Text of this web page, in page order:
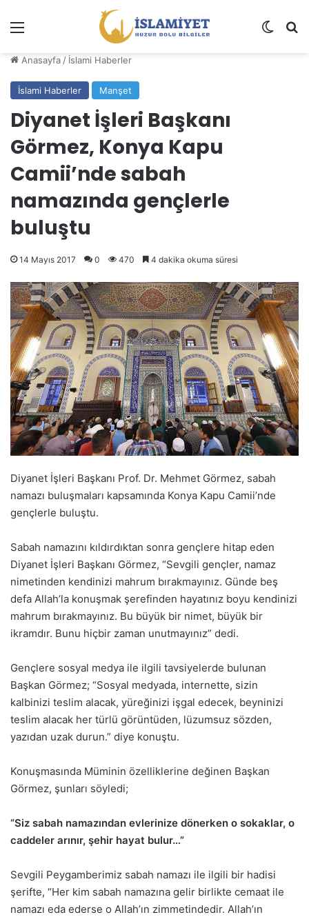
Dış
Anasayfa / İslami Haberler
İslami Haberler Manşet
Diyanet İşleri Başkanı
Görmez, Konya Kapu
Camii’nde sabah
namazında gençlerle
buluştu
14 Mayıs 2017 0 470 4 dakika okuma süresi
Diyanet İşleri Başkanı Prof. Dr. Mehmet Görmez, sabah
namazı buluşmaları kapsamında Konya Kapu Camii’nde
gençlerle buluştu.
Sabah namazını kıldırdıktan sonra gençlere hitap eden
Diyanet İşleri Başkanı Görmez, “Sevgili gençler, namaz
nimetinden kendinizi mahrum bırakmayınız. Günde beş
defa Allah’la konuşmak şerefinden hayatınız boyu kendinizi
mahrum bırakmayınız. Bu büyük bir nimet, büyük bir
ikramdır. Bunu hiçbir zaman unutmayınız” dedi.
Gençlere sosyal medya ile ilgili tavsiyelerde bulunan
Başkan Görmez; “Sosyal medyada, internette, sizin
kalbinizi teslim alacak, yüreğinizi işgal edecek, beyninizi
teslim alacak her türlü görüntüden, lüzumsuz sözden,
yazıdan uzak durun.” diye konuştu.
Konuşmasında Müminin özelliklerine değinen Başkan
Görmez, şunları söyledi;
“Siz sabah namazından evlerinize dönerken o sokaklar, o
caddeler arınır, şehir hayat bulur…”
Sevgili Peygamberimiz sabah namazı ile ilgili bir hadisi
şerifte, “Her kim sabah namazına gelir birlikte cemaat ile
namazı eda ederse o Allah’ın zimmetindedir. Allah’ın